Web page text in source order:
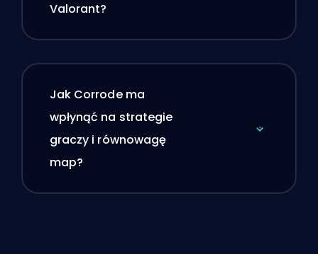
Valorant?
Jak Corrode ma
wpłynąć na strategie
graczy i równowagę
map?